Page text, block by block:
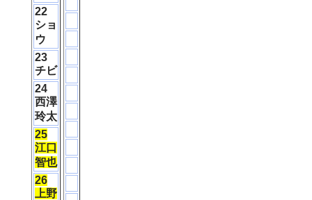
22
ショ
ウ
23
チビ
24
西澤
玲太
25
江口
智也
26
上野